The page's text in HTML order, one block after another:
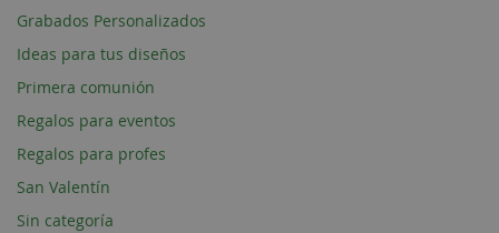
Grabados Personalizados
Ideas para tus diseños
Primera comunión
Regalos para eventos
Regalos para profes
San Valentín
Sin categoría